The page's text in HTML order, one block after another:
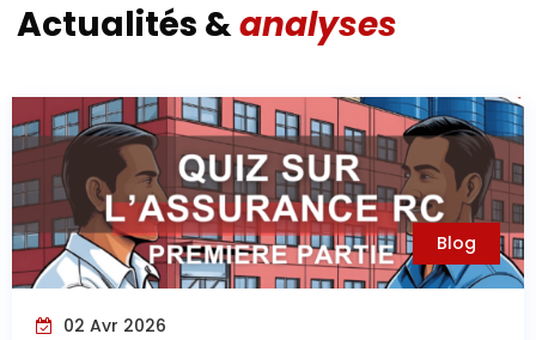
Actualités &analyses
Blog
02 Avr 2026